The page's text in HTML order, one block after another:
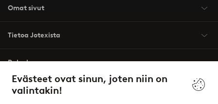
Evästeet ovat sinun, joten niin on
valintakin!
Omat sivut
Tietoa Jotexista
Palvelumme
Ehdot